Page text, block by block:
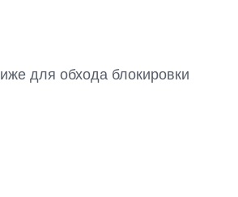
для обхода блокировки